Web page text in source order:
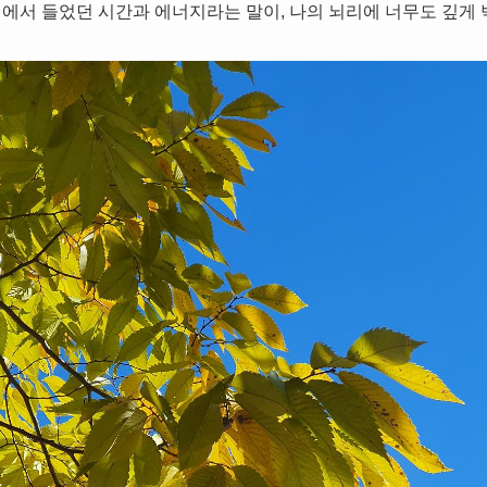
서 들었던 시간과 에너지라는 말이, 나의 뇌리에 너무도 깊게